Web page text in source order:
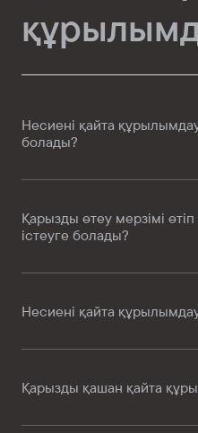
Несиені қайта
болады?
Қарызды өтеу мерзімі
істеуге болады?
Несиені қайта
Қарызды қашан қайта